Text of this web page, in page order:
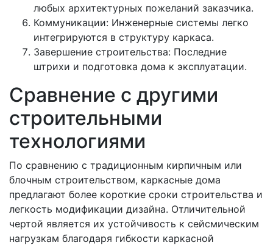
любых архитектурных пожеланий заказчика.
Коммуникации: Инженерные системы легко
интегрируются в структуру каркаса.
Завершение строительства: Последние
штрихи и подготовка дома к эксплуатации.
Сравнение с другими
строительными
технологиями
По сравнению с традиционным кирпичным или
блочным строительством, каркасные дома
предлагают более короткие сроки строительства и
легкость модификации дизайна. Отличительной
чертой является их устойчивость к сейсмическим
нагрузкам благодаря гибкости каркасной